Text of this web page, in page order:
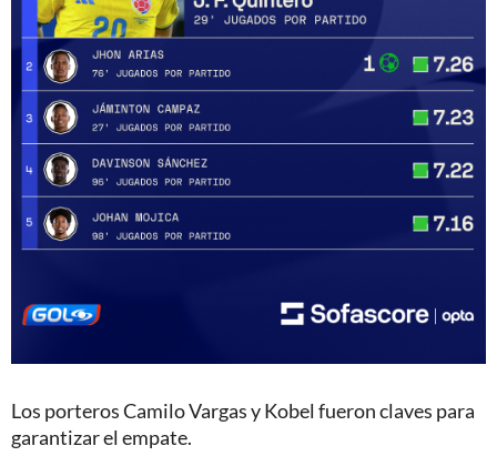
Los porteros Camilo Vargas y Kobel fueron claves para
garantizar el empate.